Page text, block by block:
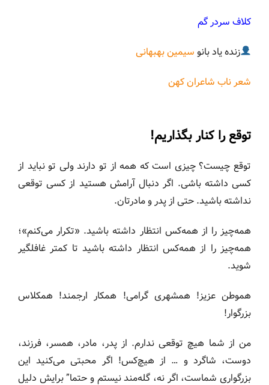
کلاف سردر گم
زنده یاد بانو سیمین بهبهانی
شعر ناب شاعران کهن
توقع را کنار بگذاریم!
توقع چیست؟ چیزی است که همه از تو دارند ولی تو نباید از
کسی داشته باشی. اگر دنبال آرامش هستید از کسی توقعی
نداشته باشید. حتی از پدر و مادرتان.
همه‌چیز را از همه‌کس انتظار داشته باشید. «تکرار می‌کنم»؛
همه‌چیز را از همه‌کس انتظار داشته باشید تا کمتر غافلگیر
شوید.
هموطن عزیز! همشهری گرامی! همکار ارجمند! همکلاس
بزرگوار!
من از شما هیچ توقعی ندارم. از پدر، مادر، همسر، فرزند،
دوست، شاگرد و … از هیچ‌کس! اگر محبتی می‌کنید این
بزرگواری شماست، اگر نه، گله‌مند نیستم و حتما” برایش دلیل